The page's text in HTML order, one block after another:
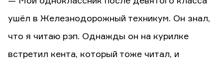
ушёл в Железнодорожный техникум. Он знал,
что я читаю рэп. Однажды он на курилке
встретил кента, который тоже читал, и